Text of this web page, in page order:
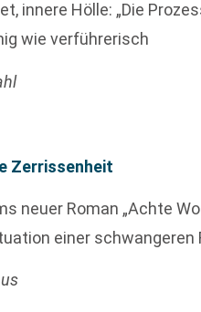
innere Hölle: „Die
wie verführerisch
Zerrissenheit
neuer Roman „Achte
einer schwangeren